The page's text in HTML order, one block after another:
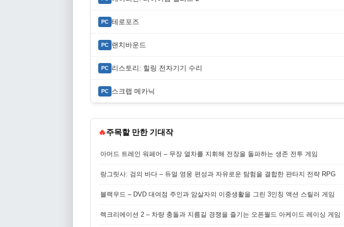
PC 테로포즈
PC 랜치바운드
PC 리스토리: 힐링 전자기기 수리
PC 스크랩 메카닉
🔥주목할 만한 기대작
아머드 트레인 워페어 – 무장 열차를 지휘해 전장을 돌파하는 생존 전투 게임
랑그릿사: 검의 바다 – 듀얼 영웅 편성과 자유로운 탐험을 결합한 판타지 전략 RPG
블랙우드 – DVD 대여점 주인과 암살자의 이중생활을 그린 3인칭 액션 스릴러 게임
렉크리에이션 2 – 차량 충돌과 지름길 경쟁을 즐기는 오픈월드 아케이드 레이싱 게임